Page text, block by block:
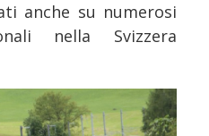
anche su numerosi
nella Svizzera